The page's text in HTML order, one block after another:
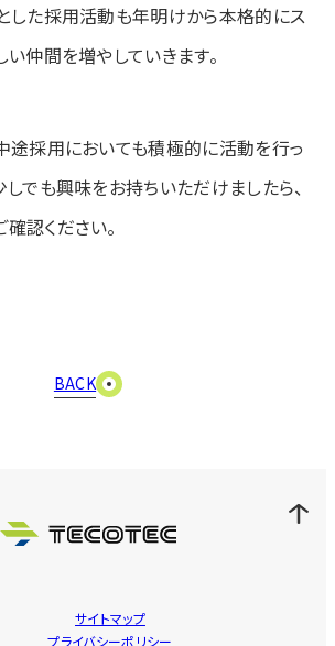
した採用活動も年明けから本格的にス
い仲間を増やしていきます。
途採用においても積極的に活動を行っ
しでも興味をお持ちいただけましたら、
確認ください。
BACK
サイトマップ
プライバシーポリシー